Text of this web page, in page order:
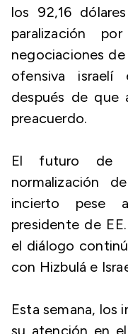
los 92,16
paralización
negociaciones de
ofensiva
después de que
preacuerdo.
El futuro de
normalización
incierto pese
presidente de
el diálogo
con Hizbulá e
Esta semana, los
su atención en